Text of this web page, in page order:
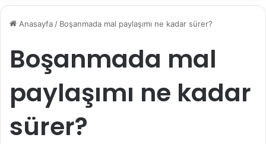
Anasayfa / Boşanmada mal paylaşımı ne kadar sürer?
Boşanmada mal
paylaşımı ne kadar
sürer?